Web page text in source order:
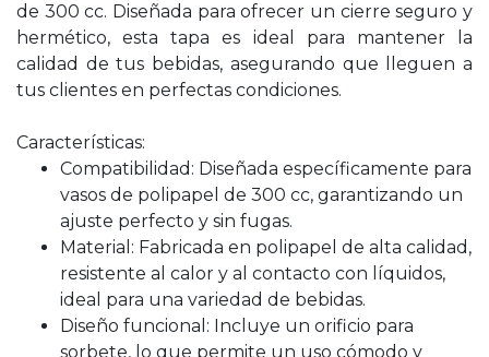
de 300 cc. Diseñada para ofrecer un cierre seguro y
hermético, esta tapa es ideal para mantener la
calidad de tus bebidas, asegurando que lleguen a
tus clientes en perfectas condiciones.
Características:
Compatibilidad: Diseñada específicamente para
vasos de polipapel de 300 cc, garantizando un
ajuste perfecto y sin fugas.
Material: Fabricada en polipapel de alta calidad,
resistente al calor y al contacto con líquidos,
ideal para una variedad de bebidas.
Diseño funcional: Incluye un orificio para
sorbete, lo que permite un uso cómodo y